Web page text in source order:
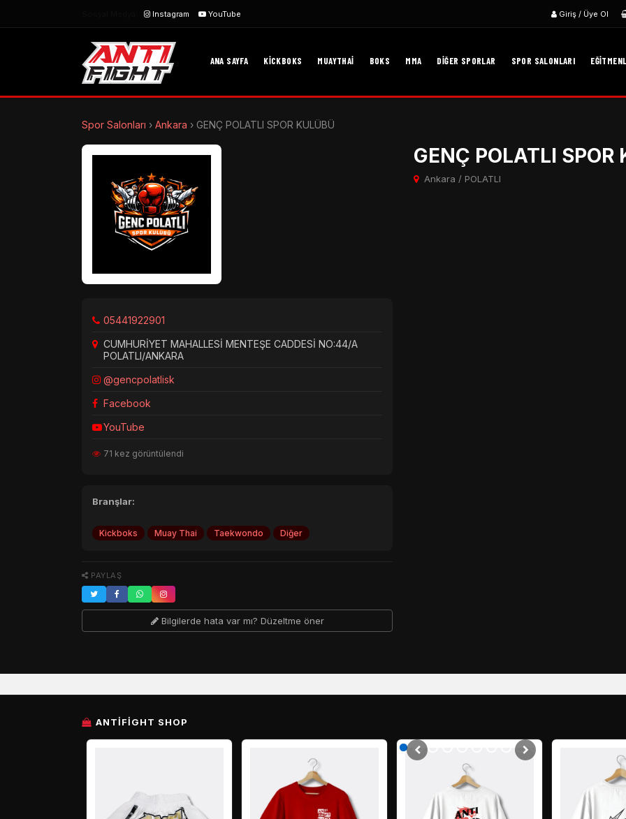
Instagram YouTube Giriş / Üye Ol
ANA SAYFA KICKBOKS MUAYTHAI BOKS MMA DIĞER SPORLAR SPOR SALONLARI
Spor Salonları › Ankara › GENÇ POLATLI SPOR KULÜBÜ
05441922901
CUMHURİYET MAHALLESİ MENTEŞE CADDESİ NO:44/A
POLATLI/ANKARA
@gencpolatlisk
Facebook
YouTube
71 kez görüntülendi
Branşlar:
Kickboks Muay Thai Taekwondo Diğer
PAYLAŞ
Bilgilerde hata var mı? Düzeltme öner
GENÇ POLATLI SPOR
Ankara / POLATLI
ANTIFIGHT SHOP